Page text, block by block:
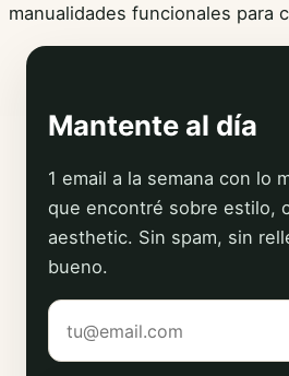
manualidades funcionales para
Mantente al día
1 email a la semana con lo
que encontré sobre estilo,
aesthetic. Sin spam, sin
bueno.
Tu correo electrónico